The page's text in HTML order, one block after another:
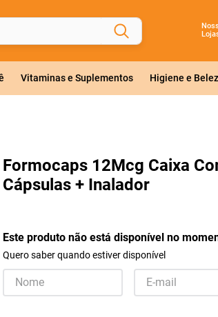
Vitaminas e Suplementos Higiene e
Formocaps 12Mcg Caixa
Cápsulas + Inalador
Este produto não está disponível no
Quero saber quando estiver disponível